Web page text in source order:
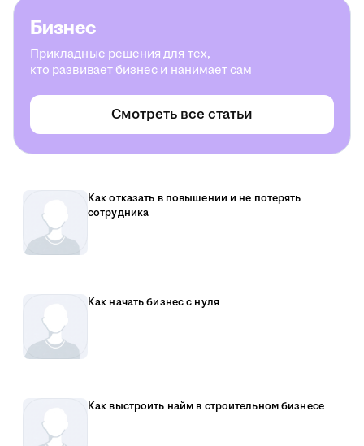
Бизнес
Прикладные решения для тех,
кто развивает бизнес и нанимает сам
Смотреть все статьи
Как отказать в повышении и не потерять
сотрудника
Как начать бизнес с нуля
Как выстроить найм в строительном бизнесе